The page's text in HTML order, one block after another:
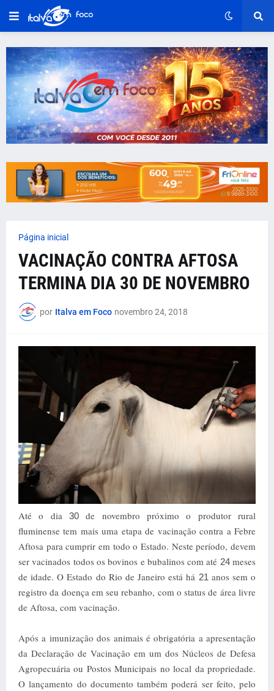
Página inicial
VACINAÇÃO CONTRA AFTOSA
TERMINA DIA 30 DE NOVEMBRO
por Italva em Foco novembro 24, 2018
Até o dia 30 de novembro próximo o produtor rural
fluminense tem mais uma etapa de vacinação contra a Febre
Aftosa para cumprir em todo o Estado. Neste período, devem
ser vacinados todos os bovinos e bubalinos com até 24meses
de idade. O Estado do Rio de Janeiro está há 21anos sem o
registro da doença em seu rebanho, com o status de área livre
de Aftosa, com vacinação.
Após a imunização dos animais é obrigatória a apresentação
da Declaração de Vacinação em um dos Núcleos de Defesa
Agropecuária ou Postos Municipais no local da propriedade.
O lançamento do documento também poderá ser feito, pelo